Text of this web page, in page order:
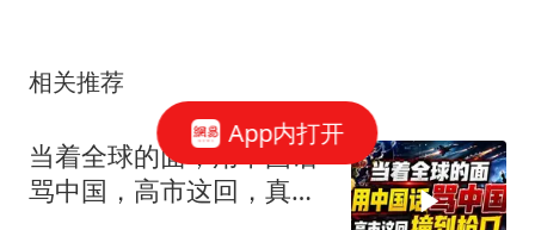
相关推荐
当着全球的面，用中国话
骂中国，高市这回，真是
App内打开